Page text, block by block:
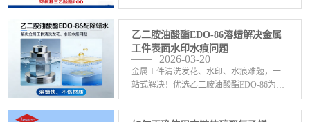
盖工件原本光泽，更会对后续加工造成阻
碍，成为生产流程中的隐形阻碍。这大多
是因为除蜡水无法彻底分解蜡垢杂质，残
留的污垢在工件表面堆 <-查看详情>
乙二胺油酸酯EDO-86溶蜡解决金属
工件表面水印水痕问题
2026-03-20
金属工件清洗发花、水印、水痕难题，一
站式解决！优选乙二胺油酸酯EDO-86为主
原料配制除蜡水，强效溶蜡、快速渗透，
彻底剥离抛光蜡、蜡垢与油污，从根源杜